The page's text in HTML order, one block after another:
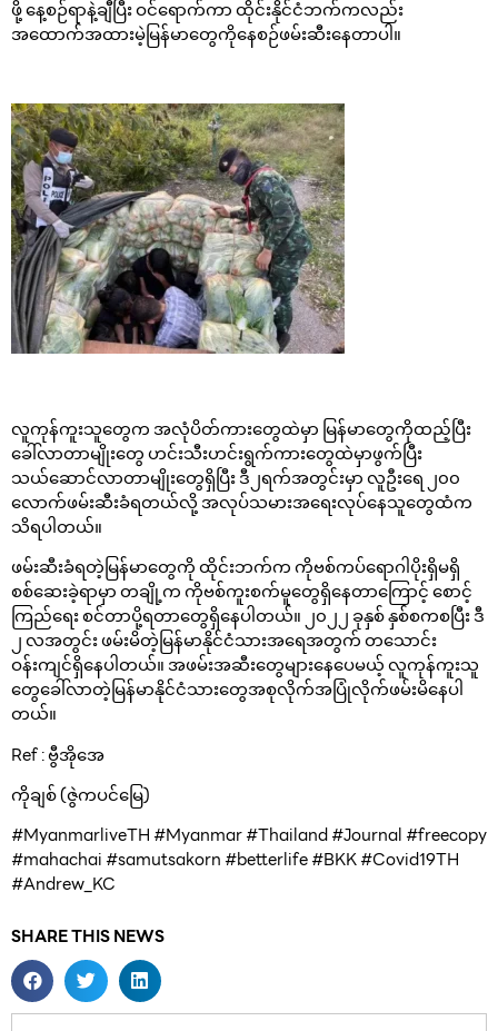
ဖို့ နေ့စဉ်ရာနဲ့ချီပြီး ဝင်ရောက်ကာ ထိုင်းနိုင်ငံဘက်ကလည်း
အထောက်အထားမဲ့မြန်မာတွေကိုနေစဉ်ဖမ်းဆီးနေတာပါ။
လူကုန်ကူးသူတွေက အလုံပိတ်ကားတွေထဲမှာ မြန်မာတွေကိုထည့်ပြီး
ခေါ်လာတာမျိုးတွေ ဟင်းသီးဟင်းရွက်ကားတွေထဲမှာဖွက်ပြီး
သယ်ဆောင်လာတာမျိုးတွေရှိပြီး ဒီ၂ရက်အတွင်းမှာ လူဦးရေ ၂၀၀
လောက်ဖမ်းဆီးခံရတယ်လို့ အလုပ်သမားအရေးလုပ်နေသူတွေထံက
သိရပါတယ်။
ဖမ်းဆီးခံရတဲ့မြန်မာတွေကို ထိုင်းဘက်က ကိုဗစ်ကပ်ရောဂါပိုးရှိမရှိ
စစ်ဆေးခဲ့ရာမှာ တချို့က ကိုဗစ်ကူးစက်မူတွေရှိနေတာကြောင့် စောင့်
ကြည်ရေး စင်တာပို့ရတာတွေရှိနေပါတယ်။ ၂၀၂၂ ခုနှစ် နှစ်စကစပြီး ဒီ
၂ လအတွင်း ဖမ်းမိတဲ့မြန်မာနိုင်ငံသားအရေအတွက် တသောင်း
ဝန်းကျင်ရှိနေပါတယ်။ အဖမ်းအဆီးတွေများနေပေမယ့် လူကုန်ကူးသူ
တွေခေါ်လာတဲ့မြန်မာနိုင်ငံသားတွေအစုလိုက်အပြုံလိုက်ဖမ်းမိနေပါ
တယ်။
Ref : ဗွီအိုအေ
ကိုချစ် (ဇွဲကပင်မြေ)
#MyanmarliveTH #Myanmar #Thailand #Journal #freecopy
#mahachai #samutsakorn #betterlife #BKK #Covid19TH
#Andrew_KC
SHARE THIS NEWS